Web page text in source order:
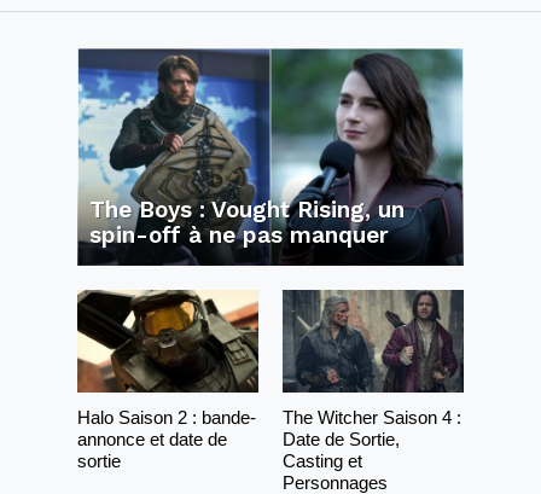
The Boys : Vought Rising, un
spin-off à ne pas manquer
Halo Saison 2 : bande-
annonce et date de
sortie
The Witcher Saison 4 :
Date de Sortie,
Casting et
Personnages